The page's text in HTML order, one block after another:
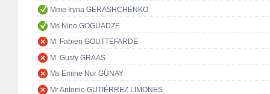
Mme Iryna GERASHCHENKO
Ms Nino GOGUADZE
M. Fabien GOUTTEFARDE
M. Gusty GRAAS
Ms Emine Nur GÜNAY
Mr Antonio GUTIÉRREZ LIMONES